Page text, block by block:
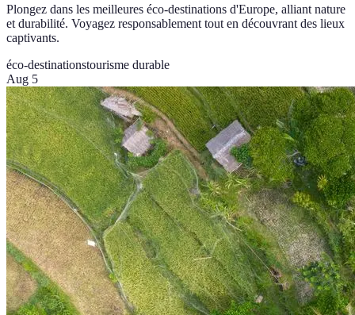
Plongez dans les meilleures éco-destinations d'Europe, alliant nature
et durabilité. Voyagez responsablement tout en découvrant des lieux
captivants.
éco-destinationstourisme durable
Aug 5